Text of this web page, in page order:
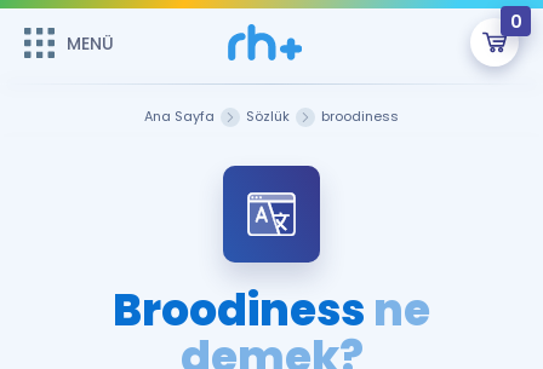
MENÜ
0
Şifremi Hatırlamıyorum
Sepetin Şu An Boş.
Remzi Hoca ile seni sınava hazırlayacak onlarca eğitim seni
bekliyor!
MENÜ
Katılımcı Görüşleri
Ana Sayfa Sözlük broodiness
Broodinessne